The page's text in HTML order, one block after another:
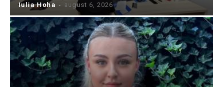
Iulia Hoha - august 6, 2026